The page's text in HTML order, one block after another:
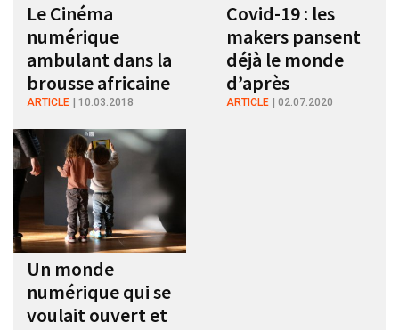
Le Cinéma
numérique
ambulant dans la
brousse africaine
ARTICLE 10.03.2018
Covid-19 : les
makers pansent
déjà le monde
d’après
ARTICLE 02.07.2020
Un monde
numérique qui se
voulait ouvert et